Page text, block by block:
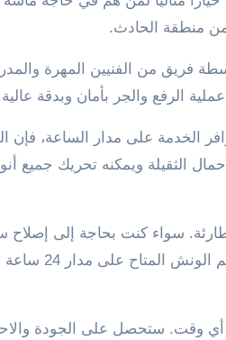
من منطقة الحادث.
فريق من الفنيين المهرة
الرفع والجر بأمان وبدقة
الخدمة على مدار الساعة، فإن
الثقيلة ويمكنه تحريك جميع
سواء كنت بحاجة إلى إصلاح
ورشة الصيانة، ستتلقى الدعم
وقت. ستحصل على الجودة